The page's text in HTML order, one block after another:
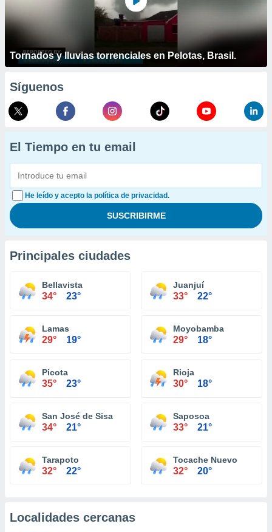
Tornados y lluvias torrenciales en Pelotas, Brasil.
Síguenos
El Tiempo en tu email
He leído y acepto la política de privacidad.
Principales ciudades
Bellavista
34° 23°
Juanjuí
33° 22°
Lamas
29° 19°
Moyobamba
29° 18°
Picota
35° 23°
Rioja
30° 18°
San José de Sisa
34° 21°
Saposoa
33° 21°
Tarapoto
32° 22°
Tocache Nuevo
32° 20°
Localidades cercanas